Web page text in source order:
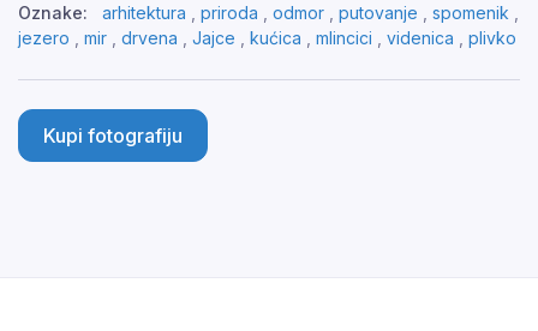
Oznake:
arhitektura priroda odmor putovanje spomenik
jezero
mir drvena Jajce kućica mlincici videnica plivko
Kupi fotografiju